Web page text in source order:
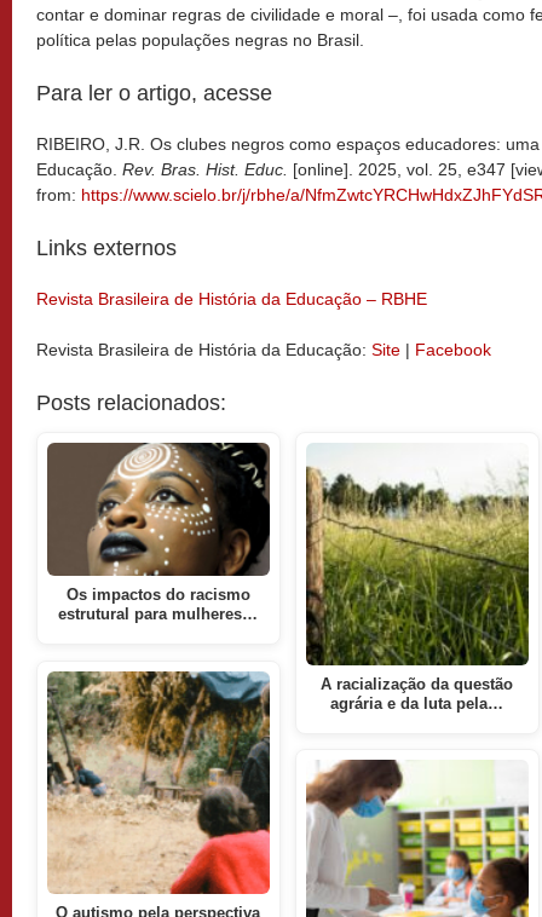
contar e dominar regras de civilidade e moral –, foi usada como
política pelas populações negras no Brasil.
Para ler o artigo, acesse
RIBEIRO, J.R. Os clubes negros como espaços educadores:
Educação. Rev. Bras. Hist. Educ. [online]. 2025, vol. 25, e347
from: https://www.scielo.br/j/rbhe/a/
Links externos
Revista Brasileira de História da Educação – RBHE
Revista Brasileira de História da Educação: Site | Facebook
Posts relacionados:
Os impactos do racismo
estrutural para mulheres…
O autismo pela perspectiva
A racialização da questão
agrária e da luta pela…